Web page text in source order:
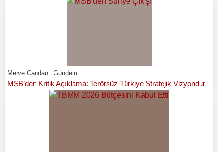
Merve Candan Gündem
MSB’den Kritik Açıklama: Terörsüz Türkiye Stratejik Vizyondur